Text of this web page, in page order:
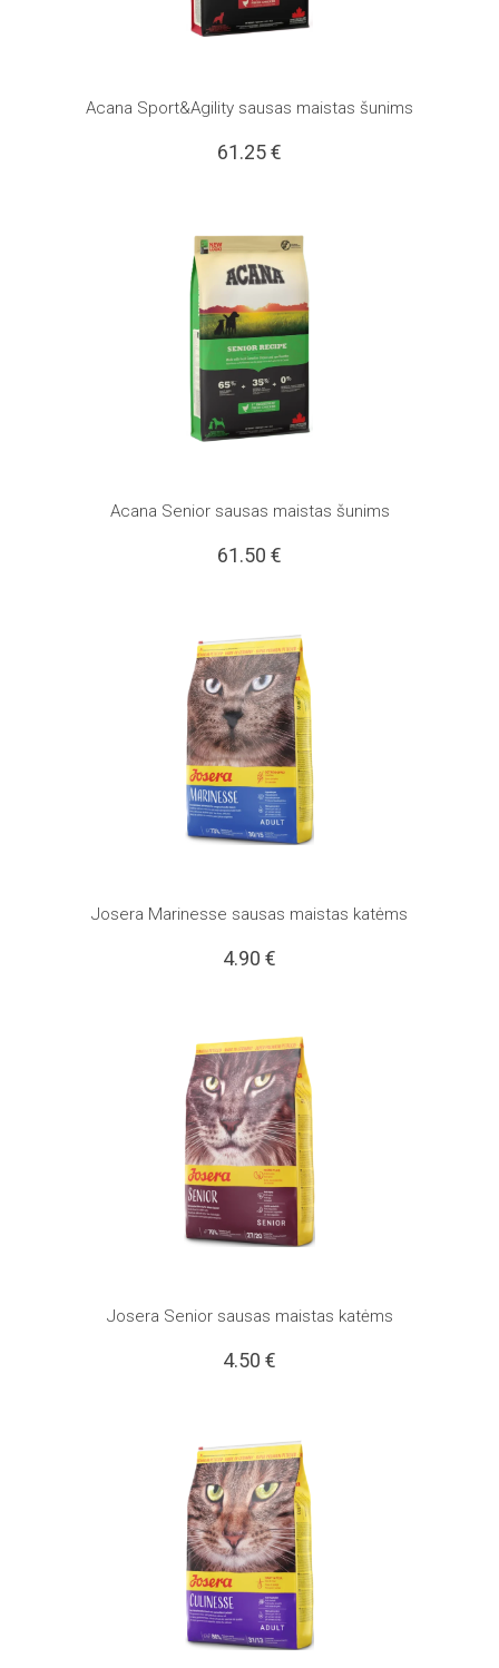
Acana Sport&Agility sausas maistas šunims
61.25€
Acana Senior sausas maistas šunims
61.50 €
Josera Marinesse sausas maistas katėms
4.90 €
Josera Senior sausas maistas katėms
4.50 €